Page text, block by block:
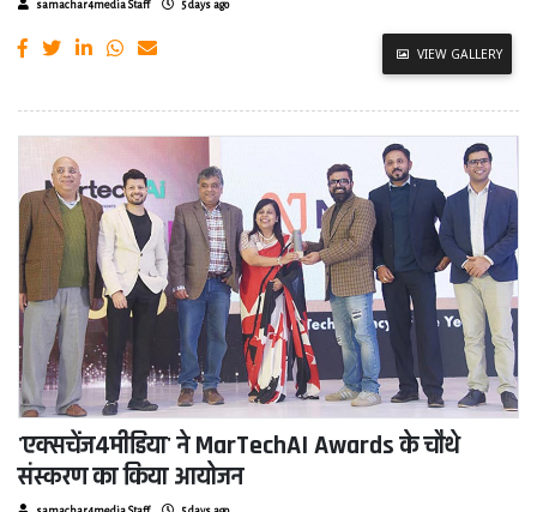
samachar4media Staff 5 days ago
VIEW GALLERY
'एक्सचेंज4मीडिया' ने MarTechAI Awards के चौथे
संस्करण का किया आयोजन